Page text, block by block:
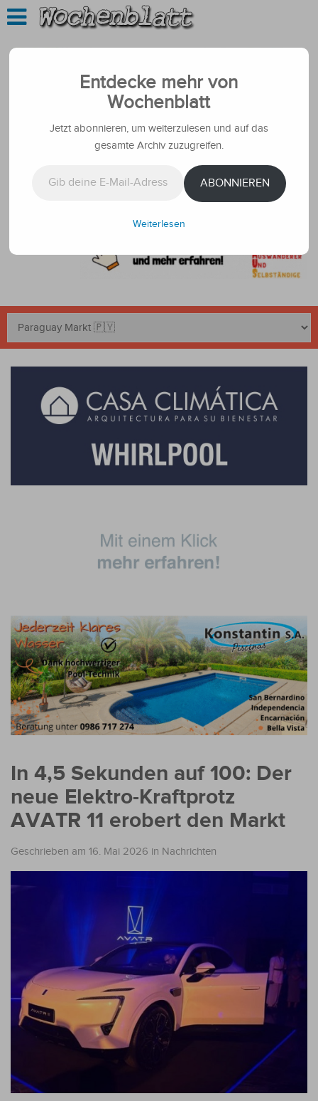
In 4,5 Sekunden auf 100: Der
neue Elektro-Kraftprotz
AVATR 11 erobert den Markt
Geschrieben am 16. Mai 2026 in Nachrichten
Entdecke mehr von
Wochenblatt
Jetzt abonnieren, um weiterzulesen und auf das
gesamte Archiv zuzugreifen.
ABONNIEREN
Weiterlesen